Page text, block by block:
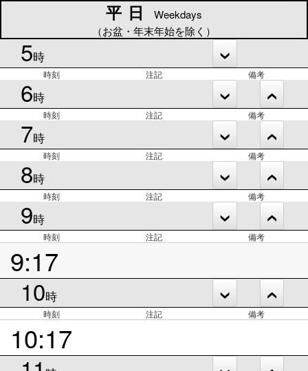
平日
Weekdays
（お盆・年末年始を除く）
5時
時刻 注記 備考
6時
時刻 注記 備考
7時
時刻 注記 備考
8時
時刻 注記 備考
9時
時刻 注記 備考
9:17
10時
時刻 注記 備考
10:17